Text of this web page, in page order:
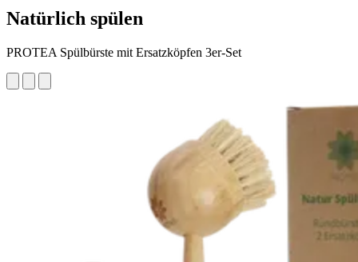
Natürlich spülen
PROTEA Spülbürste mit Ersatzköpfen 3er-Set